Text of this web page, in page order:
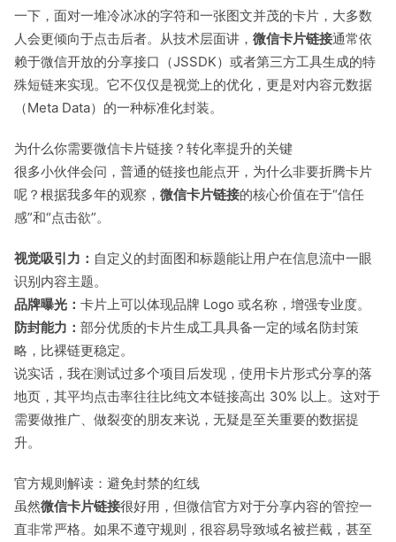
一下，面对一堆冷冰冰的字符和一张图文并茂的卡片，大多数
人会更倾向于点击后者。从技术层面讲， 微信卡片链接通常依
赖于微信开放的分享接口（JSSDK）或者第三方工具生成的特
殊短链来实现。它不仅仅是视觉上的优化，更是对内容元数据
（Meta Data）的一种标准化封装。
为什么你需要微信卡片链接？转化率提升的关键
很多小伙伴会问，普通的链接也能点开，为什么非要折腾卡片
呢？根据我多年的观察， 微信卡片链接的核心价值在于“信任
感”和“点击欲”。
视觉吸引力： 自定义的封面图和标题能让用户在信息流中一眼
识别内容主题。
品牌曝光： 卡片上可以体现品牌 Logo 或名称，增强专业度。
防封能力： 部分优质的卡片生成工具具备一定的域名防封策
略，比裸链更稳定。
说实话，我在测试过多个项目后发现，使用卡片形式分享的落
地页，其平均点击率往往比纯文本链接高出 30% 以上。这对于
需要做推广、做裂变的朋友来说，无疑是至关重要的数据提
升。
官方规则解读：避免封禁的红线
虽然微信卡片链接很好用，但微信官方对于分享内容的管控一
直非常严格。如果不遵守规则，很容易导致域名被拦截，甚至